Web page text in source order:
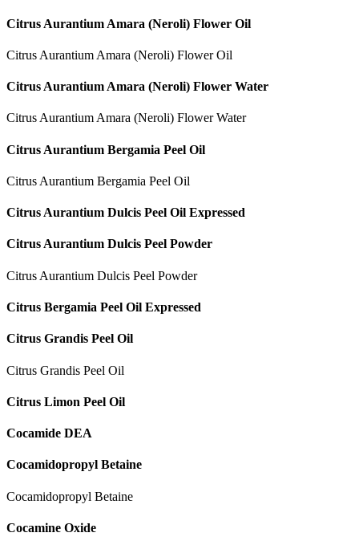
Citrus Aurantium Amara (Neroli) Flower Oil
Citrus Aurantium Amara (Neroli) Flower Oil
Citrus Aurantium Amara (Neroli) Flower Water
Citrus Aurantium Amara (Neroli) Flower Water
Citrus Aurantium Bergamia Peel Oil
Citrus Aurantium Bergamia Peel Oil
Citrus Aurantium Dulcis Peel Oil Expressed
Citrus Aurantium Dulcis Peel Powder
Citrus Aurantium Dulcis Peel Powder
Citrus Bergamia Peel Oil Expressed
Citrus Grandis Peel Oil
Citrus Grandis Peel Oil
Citrus Limon Peel Oil
Cocamide DEA
Cocamidopropyl Betaine
Cocamidopropyl Betaine
Cocamine Oxide